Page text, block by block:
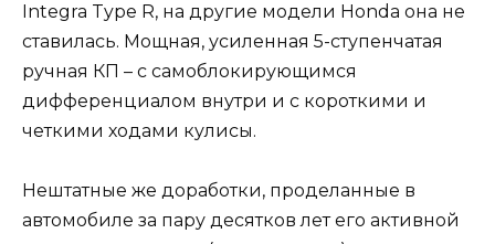
Integra Type R, на другие модели Honda она не
ставилась. Мощная, усиленная 5-ступенчатая
ручная КП – с самоблокирующимся
дифференциалом внутри и с короткими и
четкими ходами кулисы.
Нештатные же доработки, проделанные в
автомобиле за пару десятков лет его активной